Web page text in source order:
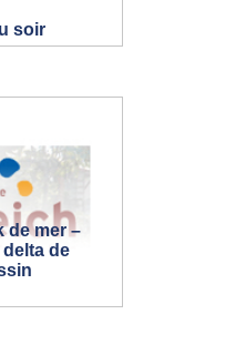
soir
de mer –
de